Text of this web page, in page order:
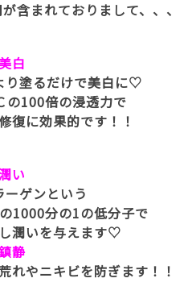
含まれておりまして、、、
白
り塗るだけで美白に♡
の100倍の浸透力で
復に効果的です！！
い
ーゲンという
1000分の1の低分子で
潤いを与えます♡
静
れやニキビを防ぎます！！